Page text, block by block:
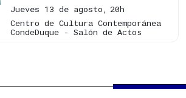
Jueves 13 de agosto, 20h
Centro de Cultura Contemporánea
CondeDuque - Salón de Actos